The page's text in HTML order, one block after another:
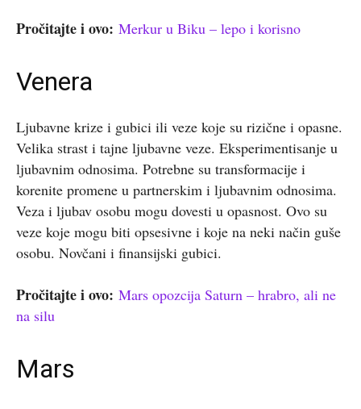
Pročitajte i ovo: Merkur u Biku – lepo i korisno
Venera
Ljubavne krize i gubici ili veze koje su rizične i opasne.
Velika strast i tajne ljubavne veze. Eksperimentisanje u
ljubavnim odnosima. Potrebne su transformacije i
korenite promene u partnerskim i ljubavnim odnosima.
Veza i ljubav osobu mogu dovesti u opasnost. Ovo su
veze koje mogu biti opsesivne i koje na neki način guše
osobu. Novčani i finansijski gubici.
Pročitajte i ovo: Mars opozcija Saturn – hrabro, ali ne
na silu
Mars